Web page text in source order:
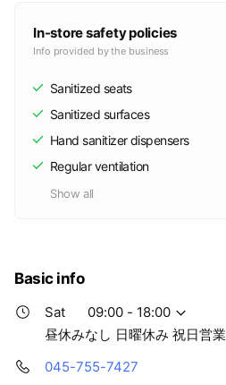
In-store safety policies
Info provided by the business
Sanitized seats
Sanitized surfaces
Hand sanitizer dispensers
Regular ventilation
Show all
Basic info
Sat
09:00 - 18:00
昼休みなし 日曜休み 祝日営業
045-755-7427